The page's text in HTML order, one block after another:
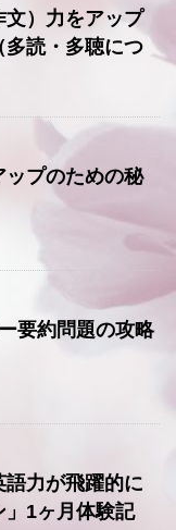
文）力をアップ
多読・多聴につ
プのための秘
要約問題の攻略
力が飛躍的に
」1ヶ月体験記